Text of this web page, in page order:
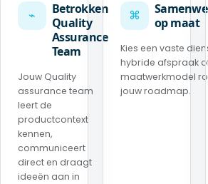
⌁
Betrokken
Quality
Assurance
Team
Jouw Quality
assurance team
leert de
productcontext
kennen,
communiceert
direct en draagt
ideeën aan in
⌘
op maat
Kies een vaste
hybride afspraak
maatwerkmodel
jouw roadmap.